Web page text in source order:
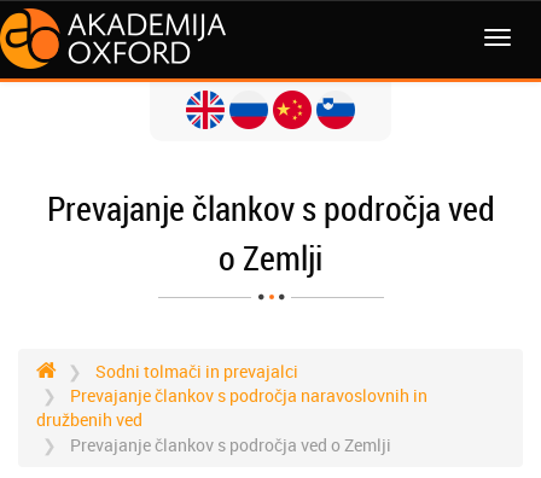
MENI
Prevajanje člankov s področja ved
o Zemlji
Sodni tolmači in prevajalci
Prevajanje člankov s področja naravoslovnih in
družbenih ved
Prevajanje člankov s področja ved o Zemlji